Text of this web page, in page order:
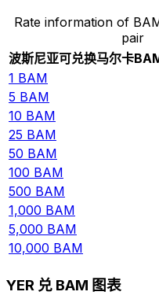
Rate information of
pair
波斯尼亚可兑换马尔卡
1 BAM
5 BAM
10 BAM
25 BAM
50 BAM
100 BAM
500 BAM
1,000 BAM
5,000 BAM
10,000 BAM
YER 兑 BAM 图表